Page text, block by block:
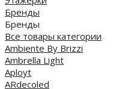
Бренды
Бренды
Все товары категории
Ambiente By Brizzi
Ambrella Light
Aployt
ARdecoled